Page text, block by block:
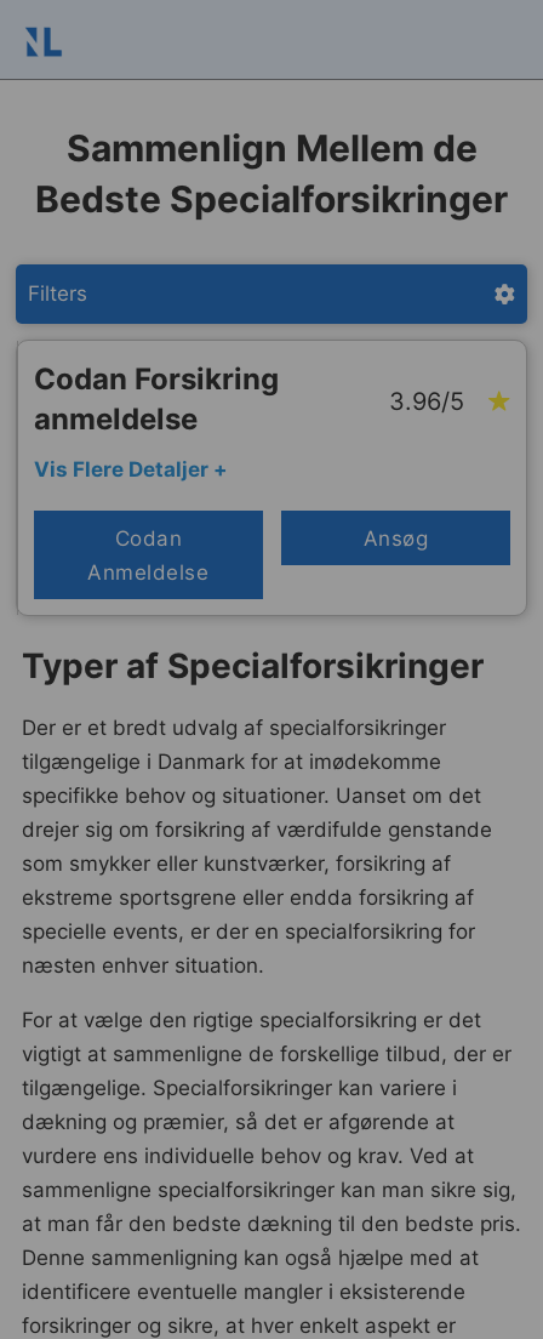
Sammenlign Mellem de
Bedste Specialforsikringer
Filters
Codan Forsikring
anmeldelse
3.96/5
Vis Flere Detaljer +
Codan
Anmeldelse
Ansøg
Typer af Specialforsikringer
Der er et bredt udvalg af specialforsikringer
tilgængelige i Danmark for at imødekomme
specifikke behov og situationer. Uanset om det
drejer sig om forsikring af værdifulde genstande
som smykker eller kunstværker, forsikring af
ekstreme sportsgrene eller endda forsikring af
specielle events, er der en specialforsikring for
næsten enhver situation.
For at vælge den rigtige specialforsikring er det
vigtigt at sammenligne de forskellige tilbud, der er
tilgængelige. Specialforsikringer kan variere i
dækning og præmier, så det er afgørende at
vurdere ens individuelle behov og krav. Ved at
sammenligne specialforsikringer kan man sikre sig,
at man får den bedste dækning til den bedste pris.
Denne sammenligning kan også hjælpe med at
identificere eventuelle mangler i eksisterende
forsikringer og sikre, at hver enkelt aspekt er